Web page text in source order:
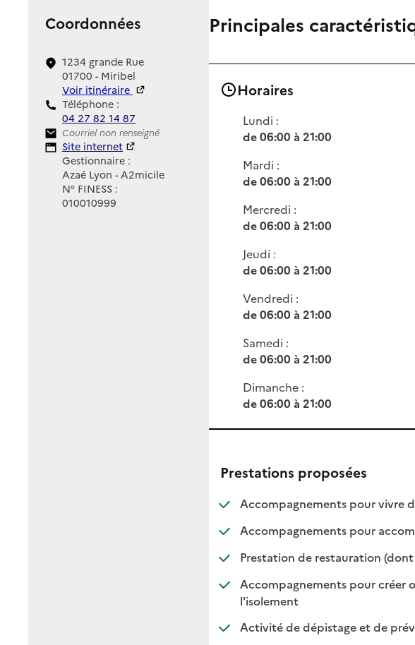
Coordonnées
1234 grande Rue
01700 - Miribel
Voir itinéraire
Téléphone :
04 27 82 14 87
Contact
Courriel non renseigné
Site Internet
Site internet
Gestionnaire :
Azaé Lyon - A2micile
N° FINESS :
010010999
Principales
Horaires
Lundi :
de 06:00 à 21:00
Mardi :
de 06:00 à 21:00
Mercredi :
de 06:00 à 21:00
Jeudi :
de 06:00 à 21:00
Vendredi :
de 06:00 à 21:00
Samedi :
de 06:00 à 21:00
Dimanche :
de 06:00 à 21:00
Prestations proposées
Accompagnements pour vivre
Accompagnements pour
Prestation de restauration
Accompagnements pour créer
l'isolement: disponible
: non disponible
Activité de dépistage et de